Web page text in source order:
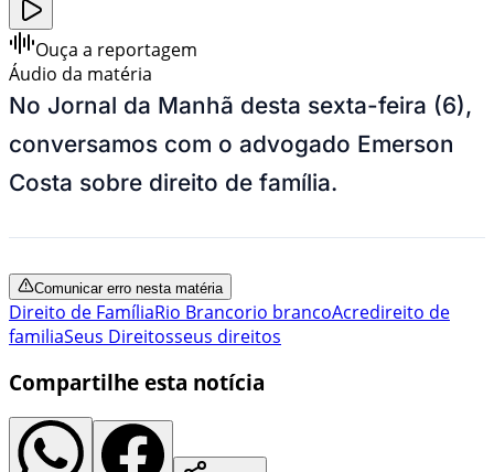
Ouça a reportagem
Áudio da matéria
No Jornal da Manhã desta sexta-feira (6),
conversamos com o advogado Emerson
Costa sobre direito de família.
Comunicar erro nesta matéria
Direito de FamíliaRio Brancorio brancoAcredireito de
familiaSeus Direitosseus direitos
Compartilhe esta notícia